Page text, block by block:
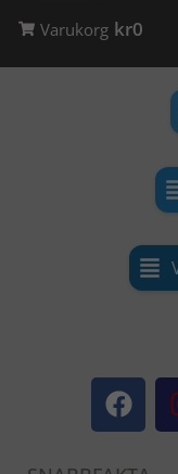
Varukorg kr0
F
a
c
e